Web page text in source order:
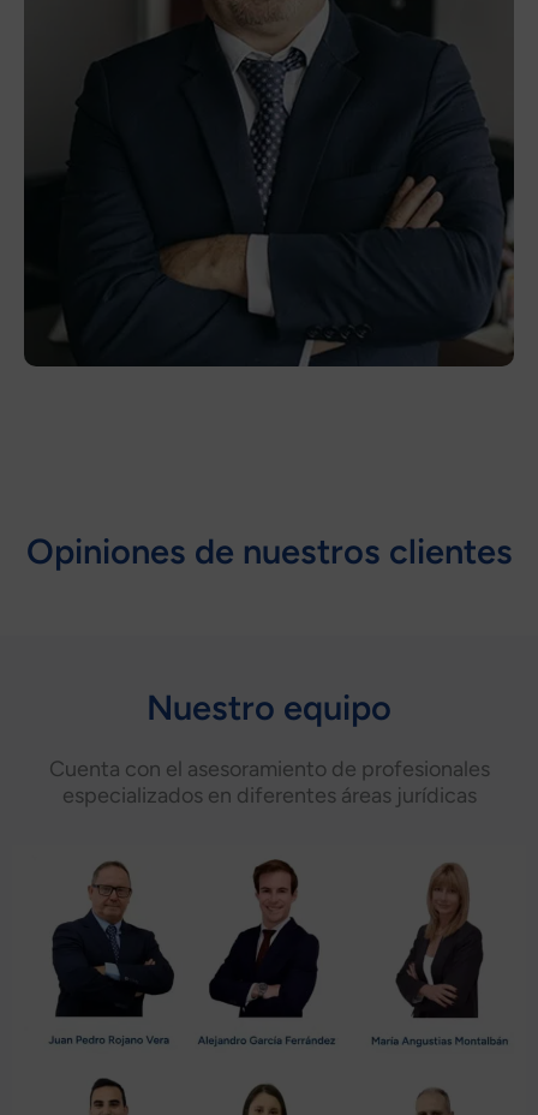
Opiniones de nuestros clientes
Nuestro equipo
Cuenta con el asesoramiento de profesionales
especializados en diferentes áreas jurídicas